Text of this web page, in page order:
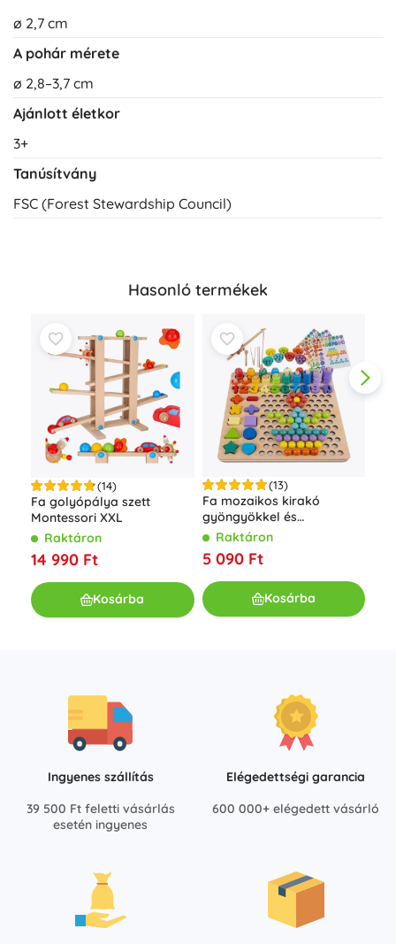
ø 2,7 cm
A pohár mérete
ø 2,8–3,7 cm
Ajánlott életkor
3+
Tanúsítvány
FSC (Forest Stewardship Council)
Hasonló termékek
(14)
Fa golyópálya szett
Montessori XXL
Raktáron
14 990 Ft
Kosárba
(13)
Fa mozaikos kirakó
gyöngyökkel és
számokkal
Raktáron
5 090 Ft
Kosárba
Ingyenes szállítás
39 500 Ft feletti vásárlás
esetén ingyenes
Elégedettségi garancia
600 000+ elégedett vásárló